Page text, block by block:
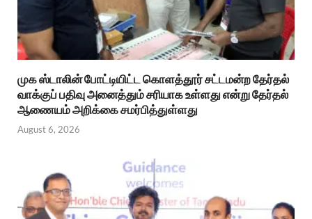
முக ஸ்டாலின் போட்டியிட்ட கொளத்தூர் சட்டமன்ற தேர்தல்
வாக்குப் பதிவு அனைத்தும் சரியாக உள்ளது என்று தேர்தல்
ஆணையம் அறிக்கை சமர்பித்துள்ளது
August 6, 2026